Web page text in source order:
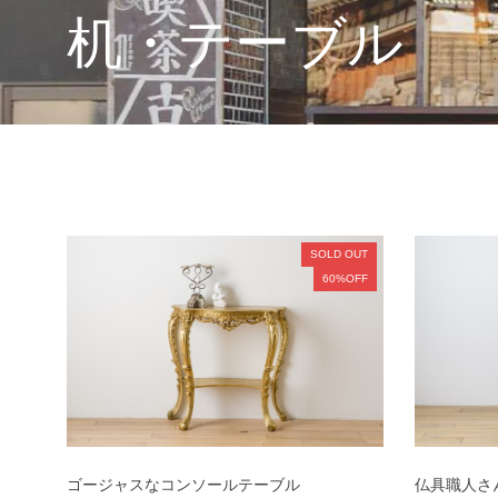
机・テーブル
SOLD OUT
60%OFF
ゴージャスなコンソールテーブル 仏具職人さ